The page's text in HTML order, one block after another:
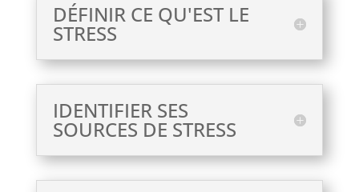
DÉFINIR CE QU'EST LE
STRESS
IDENTIFIER SES
SOURCES DE STRESS